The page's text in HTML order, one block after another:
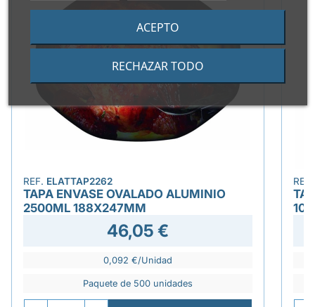
RECHAZAR TODO
ACEPTO
REF. ELATTAP2262
TAPA ENVASE OVALADO ALUMINIO
2500ML 188X247MM
46,05 €
0,092 €/Unidad
Paquete de 500 unidades